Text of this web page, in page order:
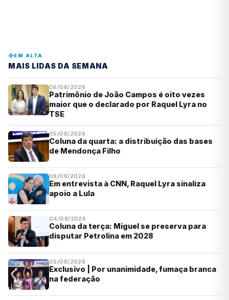
EM ALTA
MAIS LIDAS DA SEMANA
06/08/2026
Patrimônio de João Campos é oito vezes
maior que o declarado por Raquel Lyra no
TSE
05/08/2026
Coluna da quarta: a distribuição das bases
de Mendonça Filho
06/08/2026
Em entrevista à CNN, Raquel Lyra sinaliza
apoio a Lula
04/08/2026
Coluna da terça: Miguel se preserva para
disputar Petrolina em 2028
05/08/2026
Exclusivo | Por unanimidade, fumaça branca
na federação